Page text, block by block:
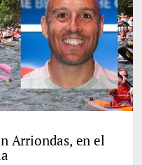
Arriondas, en el